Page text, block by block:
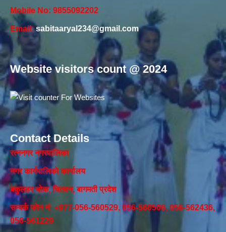
Mobile No: 9855092202
Email:sabitaaryal234@gmail.com
Website visitors count @ 2024
Contact Details
रत्ननगर नगरपालिका
नगर कार्यपालिकाे कार्यालय‍
बकुलहर चोक, चितवन, बागमती प्रदेश
सम्पर्क फोन नं: +977-056-560529, 056-560506, 056-562436,
056-561229